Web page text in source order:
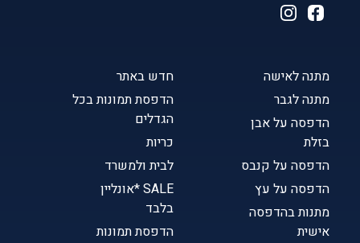
מתנה לאישה
מתנה לגבר
הדפסה על אבן
בזלת
הדפסה על קנבס
הדפסה על עץ
מתנות בהדפסה
אישית
חדש באתר
הדפסת תמונות בכל
הגדלים
כריות
לבית ולמשרד
SALE *אונליין
בלבד
הדפסת תמונות